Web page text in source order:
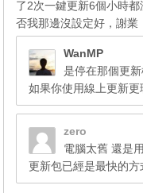
了2次一鍵更新6個小時
否我那邊沒設定好，謝業
WanMP
是停在那個更新
如果你使用線上更新
zero
電腦太舊 還是
更新包已經是最快的方